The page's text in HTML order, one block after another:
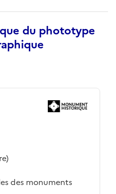
du phototype
des monuments